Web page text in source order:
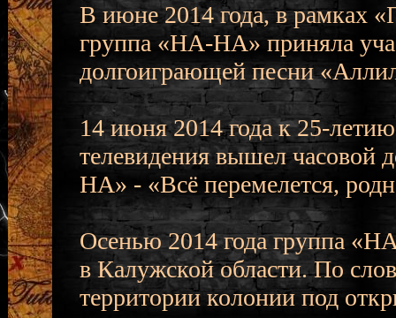
В июне 2014 года, в рамках
группа «НА-НА» приняла
долгоиграющей песни
14 июня 2014 года к 25-
телевидения вышел
НА» - «Всё перемелется,
Осенью 2014 года группа
в Калужской области. По
территории колонии под